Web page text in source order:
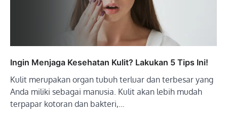
Ingin Menjaga Kesehatan Kulit? Lakukan 5 Tips Ini!
Kulit merupakan organ tubuh terluar dan terbesar yang
Anda miliki sebagai manusia. Kulit akan lebih mudah
terpapar kotoran dan bakteri,…